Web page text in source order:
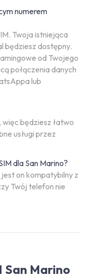
numerem
Twoja istniejąca
będziesz dostępny.
od Twojego
połączenia danych
lub
więc będziesz łatwo
usługi przez
dla San Marino?
on kompatybilny z
Twój telefon nie
San Marino